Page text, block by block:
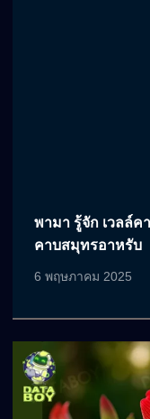
พามา รู้จัก เวลล์ค
คาบสมุทรอาหรับ
6 พฤษภาคม 2025